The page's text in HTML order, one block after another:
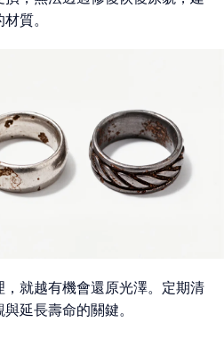
質。
，就越有機會還原光澤。定期清
延長壽命的關鍵。